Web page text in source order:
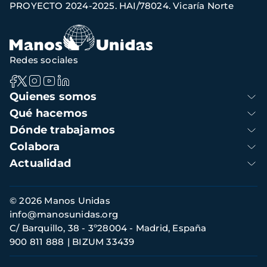
de
navegación
PROYECTO 2024-2025. HAI/78024. Vicaría Norte
Navegación
principal
Quienes somos
Qué hacemos
Dónde trabajamos
Colabora
Actualidad
Redes sociales
Información
de
contacto
© 2026 Manos Unidas
C/ Barquillo, 38 - 3º28004 - Madrid, España
900 811 888
BIZUM 33439
info@manosunidas.org